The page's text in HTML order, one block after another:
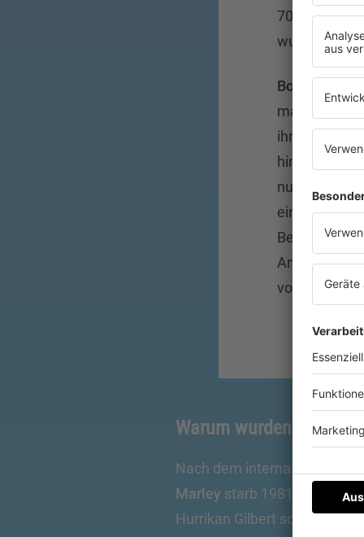
70ern, als
wurde.
Bob Marley
machten
ihm ein
hinausging.
nur Musik
eine
vollkommen
Warum wurden die
Nach dem internationalen
Marley starb 1981, Jamaika
Hurrikan Gilbert schwer